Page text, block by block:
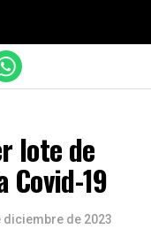
lote de
19
diciembre de 2023